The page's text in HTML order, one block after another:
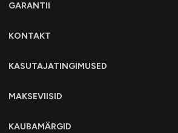
GARANTII
KONTAKT
KASUTAJATINGIMUSED
MAKSEVIISID
KAUBAMÄRGID